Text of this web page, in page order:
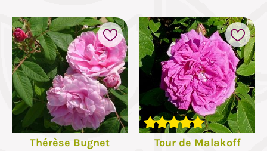
Thérèse Bugnet Tour de Malakoff